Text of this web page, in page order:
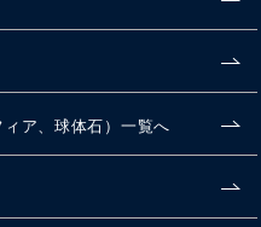
ア、球体石）一覧へ